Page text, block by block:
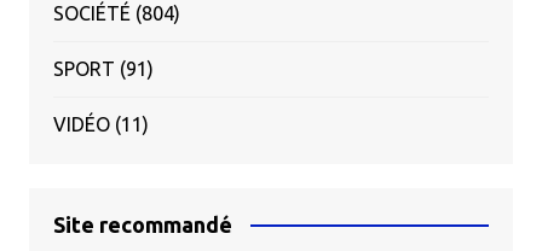
SOCIÉTÉ (804)
SPORT (91)
VIDÉO(11)
Site recommandé